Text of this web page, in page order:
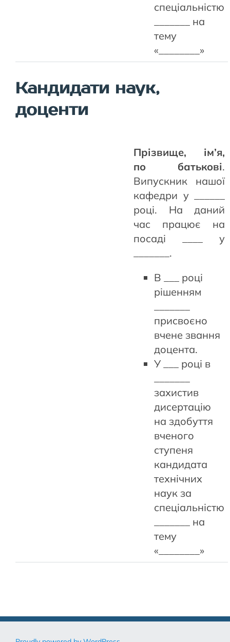
спеціальністю
_______ на
тему
«________»
Кандидати наук,
доценти
Прізвище, ім’я,
по батькові.
Випускник нашої
кафедри у ______
році. На даний
час працює на
посаді ____ у
_______.
В ___ році
рішенням
присвоєно
вчене звання
доцента.
У ___ році в
захистив
дисертацію
на здобуття
вченого
ступеня
кандидата
технічних
наук за
спеціальністю
_______ на
тему
«________»